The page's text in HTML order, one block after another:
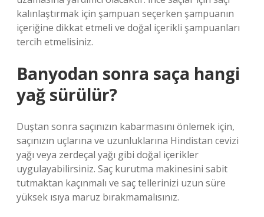
kalınlaştırmak için şampuan seçerken şampuanın
içeriğine dikkat etmeli ve doğal içerikli şampuanları
tercih etmelisiniz.
Banyodan sonra saça hangi
yağ sürülür?
Duştan sonra saçınızın kabarmasını önlemek için,
saçınızın uçlarına ve uzunluklarına Hindistan cevizi
yağı veya zerdeçal yağı gibi doğal içerikler
uygulayabilirsiniz. Saç kurutma makinesini sabit
tutmaktan kaçınmalı ve saç tellerinizi uzun süre
yüksek ısıya maruz bırakmamalısınız.